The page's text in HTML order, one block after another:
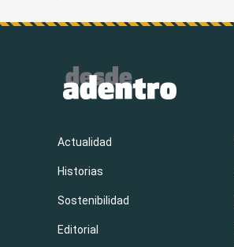
Actualidad
Historias
Sostenibilidad
Editorial